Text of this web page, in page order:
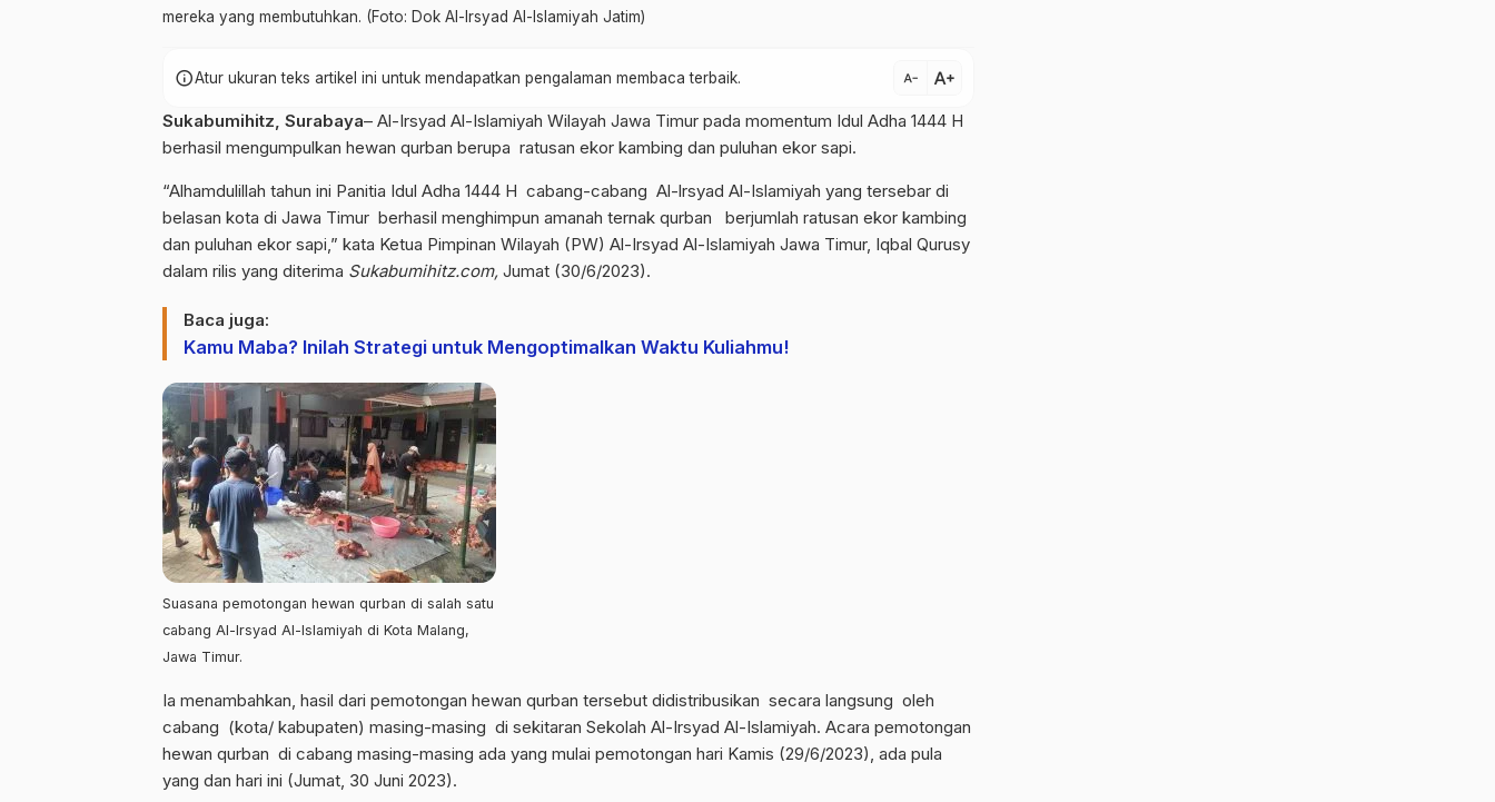
mereka yang membutuhkan. (Foto: Dok Al-Irsyad Al-Islamiyah Jatim)
infoAtur ukuran teks artikel ini untuk mendapatkan pengalaman membaca terbaik. text_decrease text_increase
Sukabumihitz, Surabaya– Al-Irsyad Al-Islamiyah Wilayah Jawa Timur pada momentum Idul Adha 1444 H
berhasil mengumpulkan hewan qurban berupa ratusan ekor kambing dan puluhan ekor sapi.
“Alhamdulillah tahun ini Panitia Idul Adha 1444 H cabang-cabang Al-lrsyad Al-Islamiyah yang tersebar di
belasan kota di Jawa Timur berhasil menghimpun amanah ternak qurban berjumlah ratusan ekor kambing
dan puluhan ekor sapi,” kata Ketua Pimpinan Wilayah (PW) Al-Irsyad Al-Islamiyah Jawa Timur, Iqbal Qurusy
dalam rilis yang diterima Sukabumihitz.com, Jumat (30/6/2023).
Baca juga:
Kamu Maba? Inilah Strategi untuk Mengoptimalkan Waktu Kuliahmu!
Suasana pemotongan hewan qurban di salah satu
cabang Al-Irsyad Al-Islamiyah di Kota Malang,
Jawa Timur.
Ia menambahkan, hasil dari pemotongan hewan qurban tersebut didistribusikan secara langsung oleh
cabang (kota/ kabupaten) masing-masing di sekitaran Sekolah Al-Irsyad Al-Islamiyah. Acara pemotongan
hewan qurban di cabang masing-masing ada yang mulai pemotongan hari Kamis (29/6/2023), ada pula
yang dan hari ini (Jumat, 30 Juni 2023).